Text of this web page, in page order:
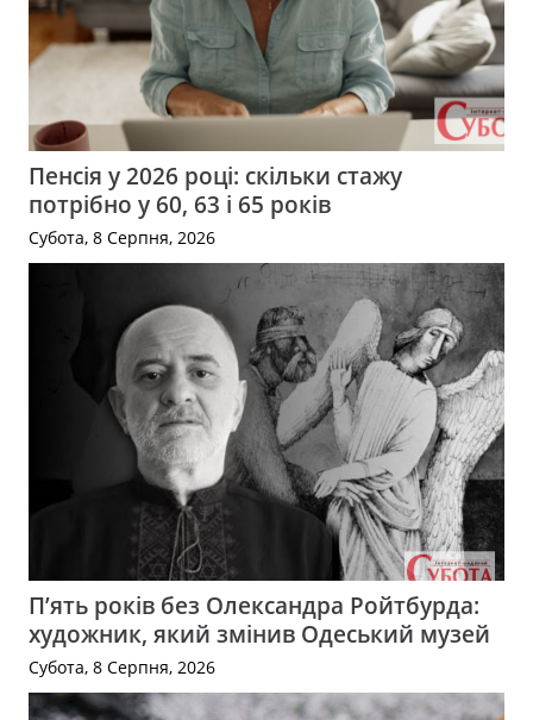
Пенсія у 2026 році: скільки стажу
потрібно у 60, 63 і 65 років
Субота, 8 Серпня, 2026
П’ять років без Олександра Ройтбурда:
художник, який змінив Одеський музей
Субота, 8 Серпня, 2026